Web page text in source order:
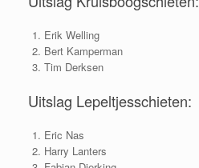
Erik Welling
Bert Kamperman
Tim Derksen
Uitslag Lepeltjesschieten:
Eric Nas
Harry Lanters